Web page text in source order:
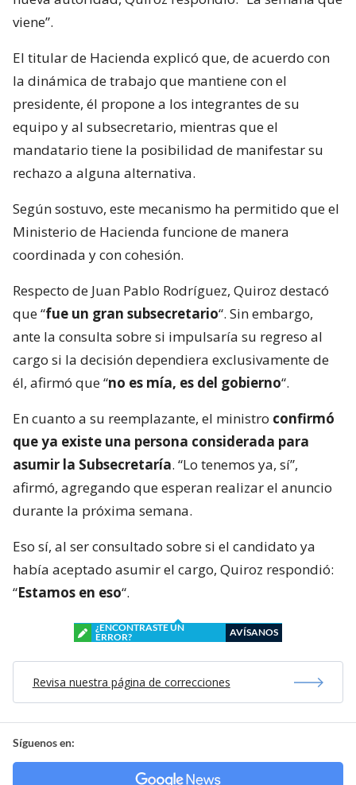
viene”.
El titular de Hacienda explicó que, de acuerdo con
la dinámica de trabajo que mantiene con el
presidente, él propone a los integrantes de su
equipo y al subsecretario, mientras que el
mandatario tiene la posibilidad de manifestar su
rechazo a alguna alternativa.
Según sostuvo, este mecanismo ha permitido que el
Ministerio de Hacienda funcione de manera
coordinada y con cohesión.
Respecto de Juan Pablo Rodríguez, Quiroz destacó
que “fue un gran subsecretario“. Sin embargo,
ante la consulta sobre si impulsaría su regreso al
cargo si la decisión dependiera exclusivamente de
él, afirmó que “no es mía, es del gobierno“.
En cuanto a su reemplazante, el ministro confirmó
que ya existe una persona considerada para
asumir la Subsecretaría. “Lo tenemos ya, sí”,
afirmó, agregando que esperan realizar el anuncio
durante la próxima semana.
Eso sí, al ser consultado sobre si el candidato ya
había aceptado asumir el cargo, Quiroz respondió:
“Estamos en eso“.
¿ENCONTRASTE UN
ERROR?
AVÍSANOS
Revisa nuestra página de correcciones
Síguenos en: